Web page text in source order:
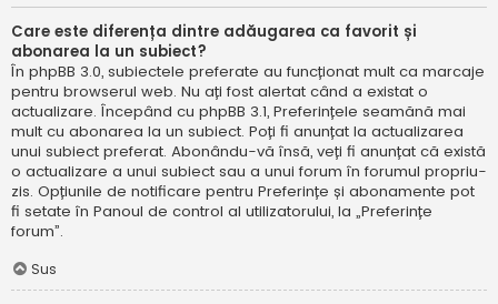
Care este diferența dintre adăugarea ca favorit și
abonarea la un subiect?
În phpBB 3.0, subiectele preferate au funcționat mult ca marcaje
pentru browserul web. Nu ați fost alertat când a existat o
actualizare. Începând cu phpBB 3.1, Preferințele seamănă mai
mult cu abonarea la un subiect. Poți fi anunțat la actualizarea
unui subiect preferat. Abonându-vă însă, veți fi anunțat că există
o actualizare a unui subiect sau a unui forum în forumul propriu-
zis. Opțiunile de notificare pentru Preferințe și abonamente pot
fi setate în Panoul de control al utilizatorului, la „Preferințe
forum”.
Sus